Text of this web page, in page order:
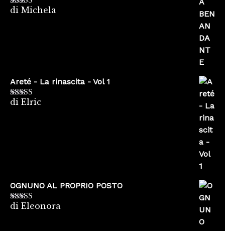
Valutato5su
di Michela
Areté - La rinascita - Vol 1
Valutato5
di Elric
OGNUNO AL PROPRIO POSTO
Valutato5su
di Eleonora